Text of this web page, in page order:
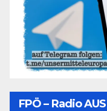
FPÖ – Radio